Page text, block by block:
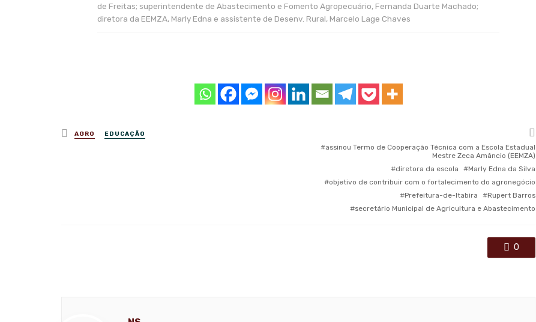
de Freitas; superintendente de Abastecimento e Fomento Agropecuário, Fernanda Duarte Machado;
diretora da EEMZA, Marly Edna e assistente de Desenv. Rural, Marcelo Lage Chaves
Posted
in
AGRO EDUCAÇÃO
assinou Termo de Cooperação Técnica com a Escola Estadual
Mestre Zeca Amâncio (EEMZA)
diretora da escola
Marly Edna da Silva
objetivo de contribuir com o fortalecimento do agronegócio
Prefeitura-de-Itabira
Rupert Barros
secretário Municipal de Agricultura e Abastecimento
0